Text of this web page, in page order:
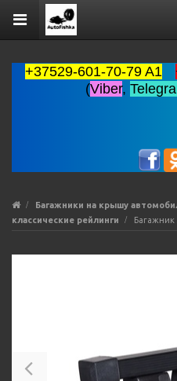
+37529-601-70-79 A1
(Viber,
Багажники на крышу
классические рейлинги
Багажник